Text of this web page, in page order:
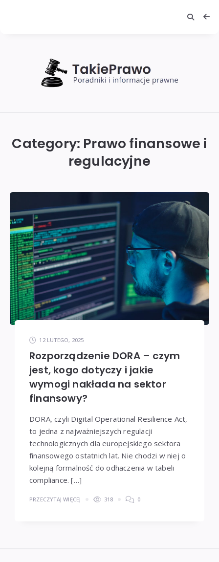
Category: Prawo finansowe i
regulacyjne
12 LUTEGO, 2025
Rozporządzenie DORA – czym
jest, kogo dotyczy i jakie
wymogi nakłada na sektor
finansowy?
DORA, czyli Digital Operational Resilience Act,
to jedna z najważniejszych regulacji
technologicznych dla europejskiego sektora
finansowego ostatnich lat. Nie chodzi w niej o
kolejną formalność do odhaczenia w tabeli
compliance. […]
PRZECZYTAJ WIĘCEJ 318 0